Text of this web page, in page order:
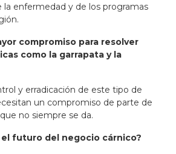
la enfermedad y de los programas
compromiso para resolver
como la garrapata y la
y erradicación de este tipo de
un compromiso de parte de
no siempre se da.
el futuro del negocio cárnico?